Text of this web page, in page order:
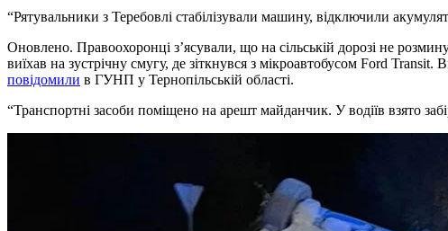
“Рятувальники з Теребовлі стабілізували машину, відключили
Оновлено. Правоохоронці з’ясували, що на сільській дорозі не
виїхав на зустрічну смугу, де зіткнувся з мікроавтобусом Ford
повідомили в ГУНП у Тернопільській області.
“Транспортні засоби поміщено на арешт майданчик. У водіїв взято